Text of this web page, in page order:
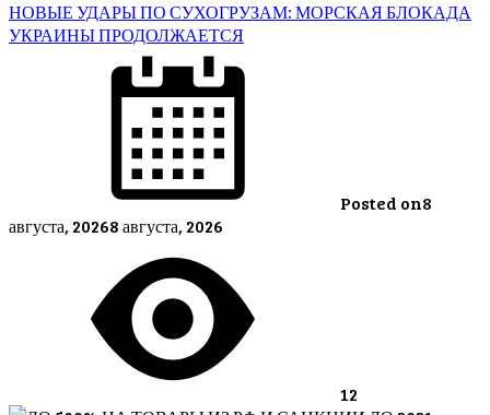
НОВЫЕ УДАРЫ ПО СУХОГРУЗАМ: МОРСКАЯ БЛОКАДА
УКРАИНЫ ПРОДОЛЖАЕТСЯ
Posted on8
августа, 20268 августа, 2026
12